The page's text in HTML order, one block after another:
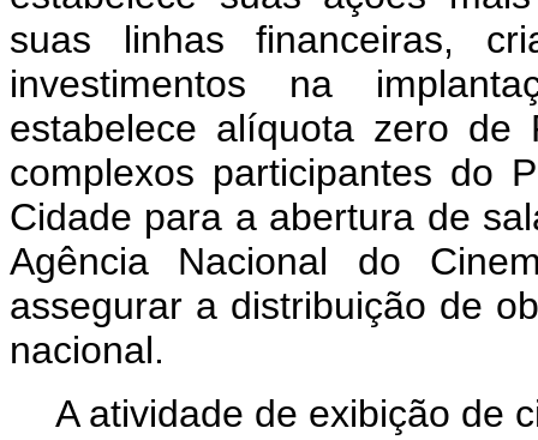
suas linhas financeiras,
investimentos na
estabelece alíquota zero de
complexos participantes do
Cidade para a abertura de
Agência Nacional do
assegurar a distribuição de
nacional.
A atividade de exibição de